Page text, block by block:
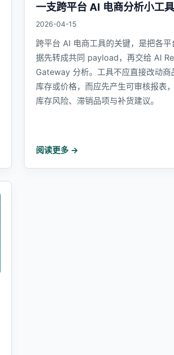
一支跨平台 AI 电商分析小工具
2026-04-15
跨平台 AI 电商工具的关键，是把各平
据先转成共同 payload，再交给 AI
Gateway 分析。工具不应直接改动商
库存或价格，而应先产生可审核报表
库存风险、滞销品项与补货建议。
阅读更多 →